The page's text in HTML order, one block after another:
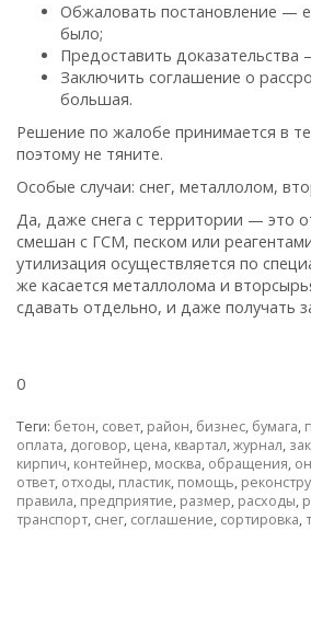
Обжаловать постановление —
было;
Предоставить
Заключить соглашение о
большая.
Решение по жалобе принимается в
поэтому не тяните.
Особые случаи: снег, металлолом,
Да, даже снега с территории — это
смешан с ГСМ, песком или
утилизация осуществляется по
же касается металлолома и
сдавать отдельно, и даже получать
0
Теги: бетон, совет, район, бизнес, бумага,
оплата, договор, цена, квартал,журнал,
кирпич, контейнер, москва, обращения,
ответ, отходы, пластик, помощь,
правила, предприятие, размер, расходы,
транспорт, снег, соглашение, сортировка,